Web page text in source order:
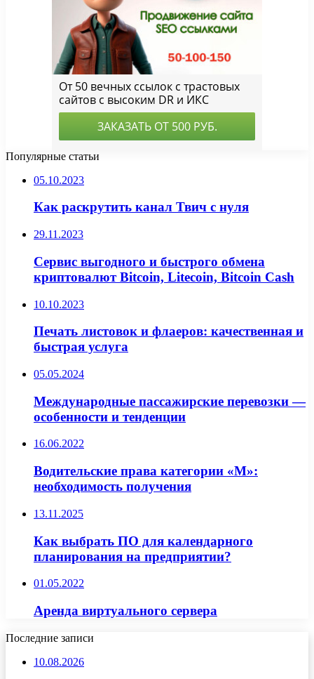
Популярные статьи
05.10.2023
Как раскрутить канал Твич с нуля
29.11.2023
Сервис выгодного и быстрого обмена
криптовалют Bitcoin, Litecoin, Bitcoin Cash
10.10.2023
Печать листовок и флаеров: качественная и
быстрая услуга
05.05.2024
Международные пассажирские перевозки —
особенности и тенденции
16.06.2022
Водительские права категории «М»:
необходимость получения
13.11.2025
Как выбрать ПО для календарного
планирования на предприятии?
01.05.2022
Аренда виртуального сервера
Последние записи
10.08.2026